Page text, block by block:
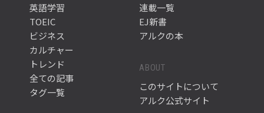
英語学習
TOEIC
ビジネス
カルチャー
トレンド
全ての記事
タグ一覧
連載一覧
EJ新書
アルクの本
ABOUT
このサイトについて
アルク公式サイト